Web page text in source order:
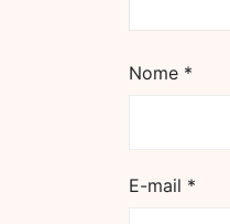
Nome *
E-mail *